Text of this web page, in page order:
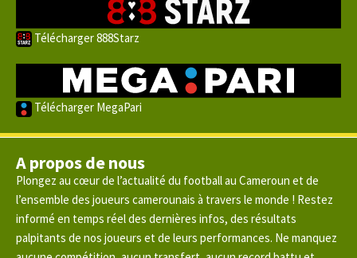
Télécharger 888Starz
Télécharger MegaPari
A propos de nous
Plongez au cœur de l’actualité du football au Cameroun et de
l’ensemble des joueurs camerounais à travers le monde ! Restez
informé en temps réel des dernières infos, des résultats
palpitants de nos joueurs et de leurs performances. Ne manquez